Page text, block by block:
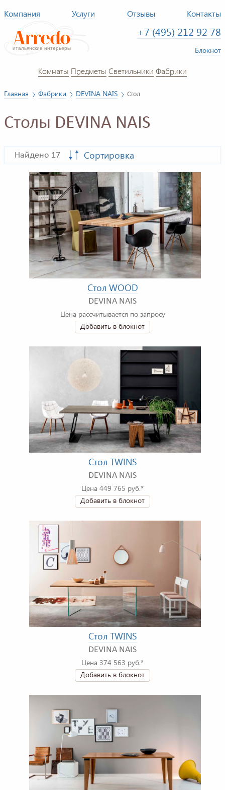
Компания Услуги Отзывы Контакты
+7 (495) 212 92 78
Блокнот
Комнаты Предметы Светильники Фабрики
Главная Фабрики DEVINA NAIS Стол
Столы DEVINA NAIS
Найдено 17 Сортировка
Стол WOOD
DEVINA NAIS
Цена рассчитывается по запросу
Добавить в блокнот
Стол TWINS
DEVINA NAIS
Цена 449 765 руб.*
Добавить в блокнот
Стол TWINS
DEVINA NAIS
Цена 374 563 руб.*
Добавить в блокнот